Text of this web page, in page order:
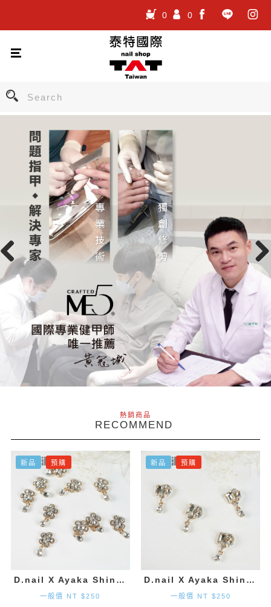
0
0
Previous Next
熱銷商品
RECOMMEND
新品 預購
D.nail X Ayaka Shinohara 花朵墜飾-金色 (2入)
一般價 NT $250
新品 預購
D.nail X Ayaka Shinohara 造型墜飾-金色 (2入)
一般價 NT $250